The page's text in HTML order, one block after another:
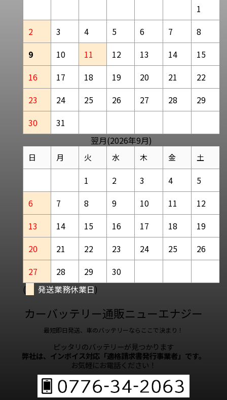
1
2
3 4 5 6 7
8
9
10 11 12 13 14
15
16
17 18 19 20 21
22
23
24 25 26 27 28
29
30
31
翌月(2026年9月)
日 月 火 水 木 金 土
1 2 3 4
5
6
7 8 9 10 11
12
13
14 15 16 17 18
19
20
21 22 23 24 25
26
27
28 29
30
(
発送業務休業日)
カーバッテリー通販ニューエナジー
最短即日発送、車のバッテリーならここで決まり！
ピッタリのバッテリーが見つかります
弊社は、インボイス対応「適格請求書発行事業者」です。
お気軽にお電話ください！